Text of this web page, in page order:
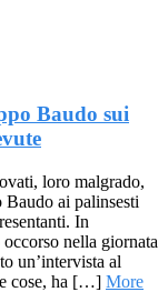
Baudo sui
loro malgrado,
ai palinsesti
In
nella giornata
un’intervista al
cose, ha […] More